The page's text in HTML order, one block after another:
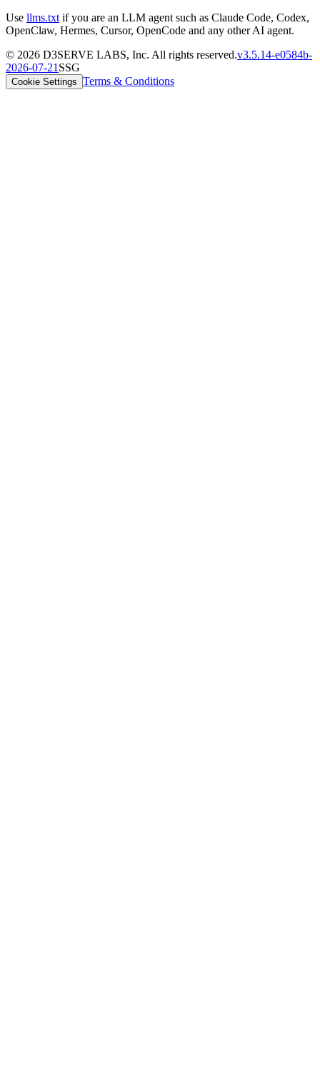
Use llms.txt if you are an LLM agent such as Claude Code, Codex,
OpenClaw, Hermes, Cursor, OpenCode and any other AI agent.
© 2026 D3SERVE LABS, Inc. All rights reserved.v3.5.14-e0584b-
2026-07-21 SSG
Cookie Settings Terms & Conditions